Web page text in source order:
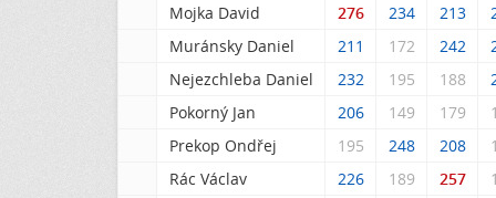
Mojka David
276 234 213
Muránsky Daniel
211 172 242
Nejezchleba Daniel
232 195 188
Pokorný Jan
206 149 179
Prekop Ondřej
195 248 208
Rác Václav
226 189 257